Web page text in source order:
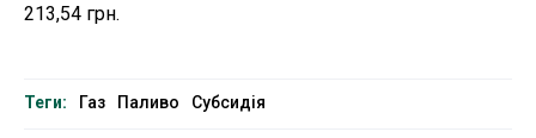
213,54 грн.
Теги: Газ Паливо Субсидія